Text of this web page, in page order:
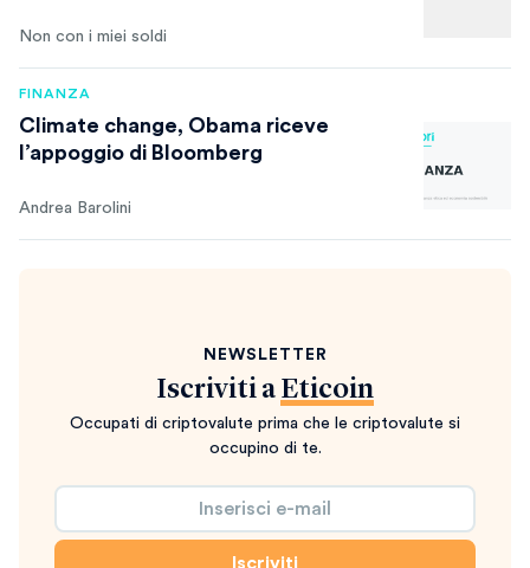
Non con i miei soldi
FINANZA
Climate change, Obama riceve
l’appoggio di Bloomberg
Andrea Barolini
NEWSLETTER
Iscriviti a Eticoin
Occupati di criptovalute prima che le criptovalute si
occupino di te.